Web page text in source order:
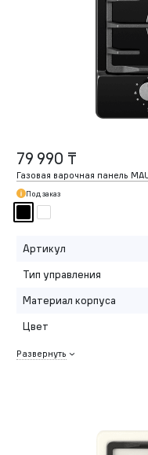
79 990 ₸
Газовая варочная панель
Под заказ
Артикул
Тип управления
Материал корпуса
Цвет
Развернуть